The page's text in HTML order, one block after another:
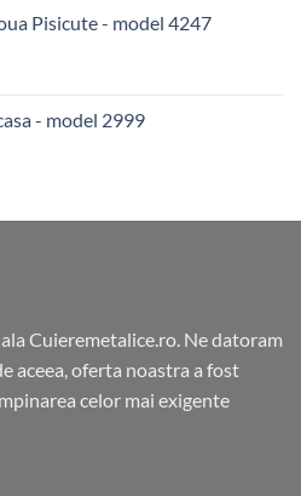
Pisicute - model 4247
- model 2999
Cuieremetalice.ro. Ne datoram
aceea, oferta noastra a fost
celor mai exigente